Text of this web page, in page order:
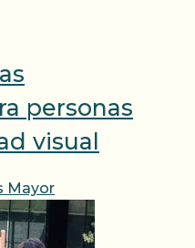
personas
visual
Mayor